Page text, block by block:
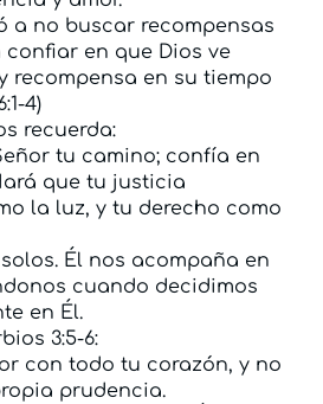
a no buscar recompensas
en que Dios ve
recompensa en su tiempo
4)
recuerda:
tu camino; confía en
que tu justicia
la luz, y tu derecho como
Él nos acompaña en
cuando decidimos
en Él.
3:5-6:
con todo tu corazón, y no
prudencia.